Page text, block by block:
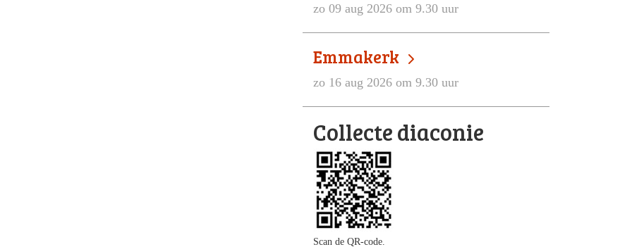
zo 09 aug 2026 om 9.30 uur
Emmakerk
zo 16 aug 2026 om 9.30 uur
Collecte diaconie
Scan de QR-code.